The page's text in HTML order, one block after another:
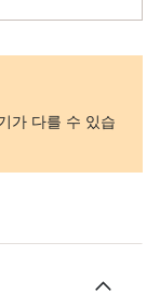
가 다를 수 있습